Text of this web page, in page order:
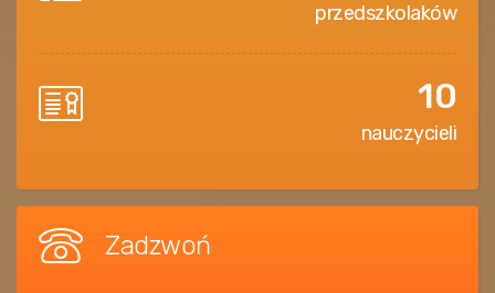
przedszkolaków
10
nauczycieli
Zadzwoń